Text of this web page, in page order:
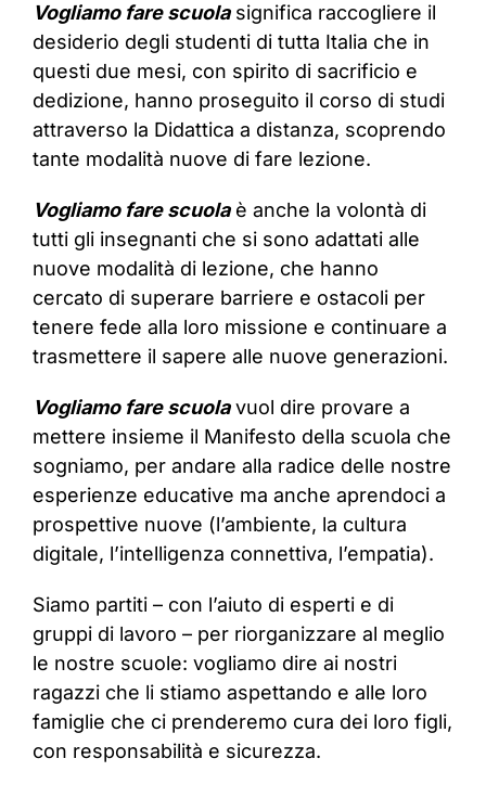
Vogliamo fare scuolasignifica raccogliere il
desiderio degli studenti di tutta Italia che in
questi due mesi, con spirito di sacrificio e
dedizione, hanno proseguito il corso di studi
attraverso la Didattica a distanza, scoprendo
tante modalità nuove di fare lezione.
Vogliamo fare scuolaè anche la volontà di
tutti gli insegnanti che si sono adattati alle
nuove modalità di lezione, che hanno
cercato di superare barriere e ostacoli per
tenere fede alla loro missione e continuare a
trasmettere il sapere alle nuove generazioni.
Vogliamo fare scuolavuol dire provare a
mettere insieme il Manifesto della scuola che
sogniamo, per andare alla radice delle nostre
esperienze educative ma anche aprendoci a
prospettive nuove (l’ambiente, la cultura
digitale, l’intelligenza connettiva, l’empatia).
Siamo partiti – con l’aiuto di esperti e di
gruppi di lavoro – per riorganizzare al meglio
le nostre scuole: vogliamo dire ai nostri
ragazzi che li stiamo aspettando e alle loro
famiglie che ci prenderemo cura dei loro figli,
con responsabilità e sicurezza.